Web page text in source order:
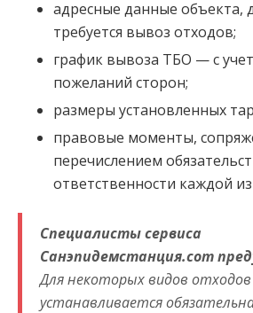
адресные данные объекта,
требуется вывоз отходов;
график вывоза ТБО — с
пожеланий сторон;
размеры установленных
правовые моменты,
перечислением
ответственности каждой
Специалисты сервиса
Санэпидемстанция.com
Для некоторых видов отходов
устанавливается